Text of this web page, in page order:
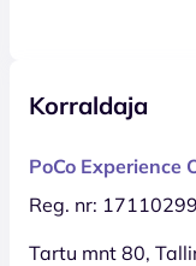
Korraldaja
PoCo Experience
Reg. nr: 17110299
Tartu mnt 80,